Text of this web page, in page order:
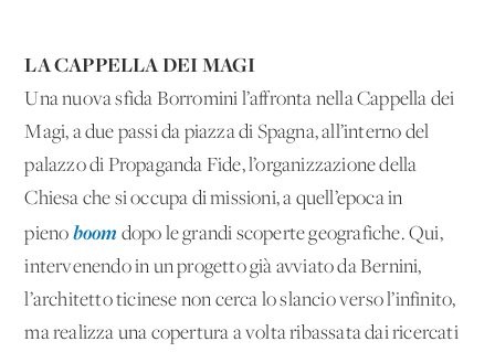
LA CAPPELLA DEI MAGI
Una nuova sfida Borromini l’affronta nella Cappella dei
Magi, a due passi da piazza di Spagna, all’interno del
palazzo di Propaganda Fide, l’organizzazione della
Chiesa che si occupa di missioni, a quell’epoca in
pieno boom dopo le grandi scoperte geografiche. Qui,
intervenendo in un progetto già avviato da Bernini,
l’architetto ticinese non cerca lo slancio verso l’infinito,
ma realizza una copertura a volta ribassata dai ricercati